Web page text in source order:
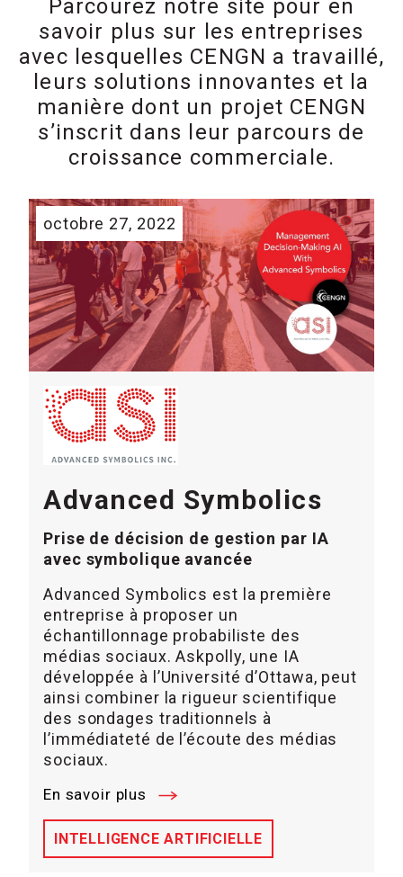
Parcourez notre site pour en
savoir plus sur les entreprises
avec lesquelles CENGN a travaillé,
leurs solutions innovantes et la
manière dont un projet CENGN
s’inscrit dans leur parcours de
croissance commerciale.
octobre 27, 2022
Advanced Symbolics
Prise de décision de gestion par IA
avec symbolique avancée
Advanced Symbolics est la première
entreprise à proposer un
échantillonnage probabiliste des
médias sociaux. Askpolly, une IA
développée à l’Université d’Ottawa, peut
ainsi combiner la rigueur scientifique
des sondages traditionnels à
l’immédiateté de l’écoute des médias
sociaux.
En savoir plus
INTELLIGENCE ARTIFICIELLE